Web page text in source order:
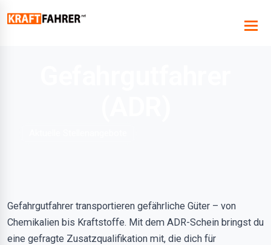
Gefahrgutfahrer transportieren gefährliche Güter – von
Chemikalien bis Kraftstoffe. Mit dem ADR-Schein bringst du
eine gefragte Zusatzqualifikation mit, die dich für